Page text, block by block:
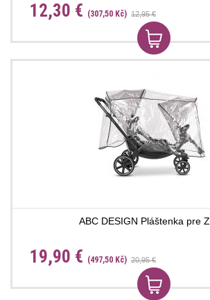
12,30 € (307,50 Kč) 12,95 €
ABC DESIGN Pláštenka pre
19,90 € (497,50 Kč) 20,95 €